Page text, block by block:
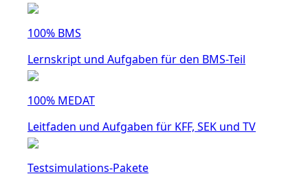
100% BMS
Lernskript und Aufgaben für den BMS-Teil
100% MEDAT
Leitfaden und Aufgaben für KFF, SEK und TV
Testsimulations-Pakete